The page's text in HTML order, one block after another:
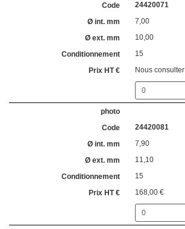
24420071
7,00
10,00
15
Nous consulter
24420081
7,90
11,10
15
168,00 €